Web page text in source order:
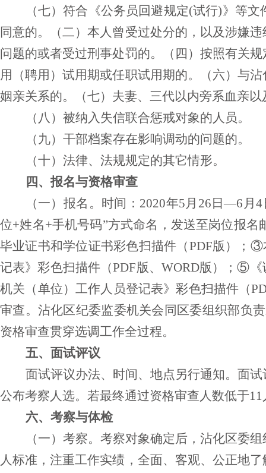
（七）符合《公务员回避规定(试行)》等文
同意的。（二）本人曾受过处分的，以及涉嫌
问题的或者受过刑事处罚的。（四）按照有关
用（聘用）试用期或任职试用期的。（六）与
姻亲关系的。（七）夫妻、三代以内旁系血亲
（八）被纳入失信联合惩戒对象的人员。
（九）干部档案存在影响调动的问题的。
（十）法律、法规规定的其它情形。
四、报名与资格审查
（一）报名。时间： 2020年5月26日—6月
位+姓名+手机号码”方式命名，发送至岗位报
毕业证书和学位证书彩色扫描件（PDF版）；
记表》彩色扫描件（PDF版、WORD版）；⑤
机关（单位）工作人员登记表》彩色扫描件（
审查。沾化区纪委监委机关会同区委组织部负
资格审查贯穿选调工作全过程。
五、面试评议
面试评议办法、时间、地点另行通知。面
公布考察人选。若最终通过资格审查人数低于
六、考察与体检
（一）考察。考察对象确定后，沾化区委
人标准，注重工作实绩，全面、客观、公正地